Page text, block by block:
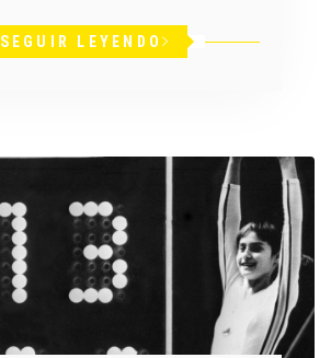
SEGUIR LEYENDO